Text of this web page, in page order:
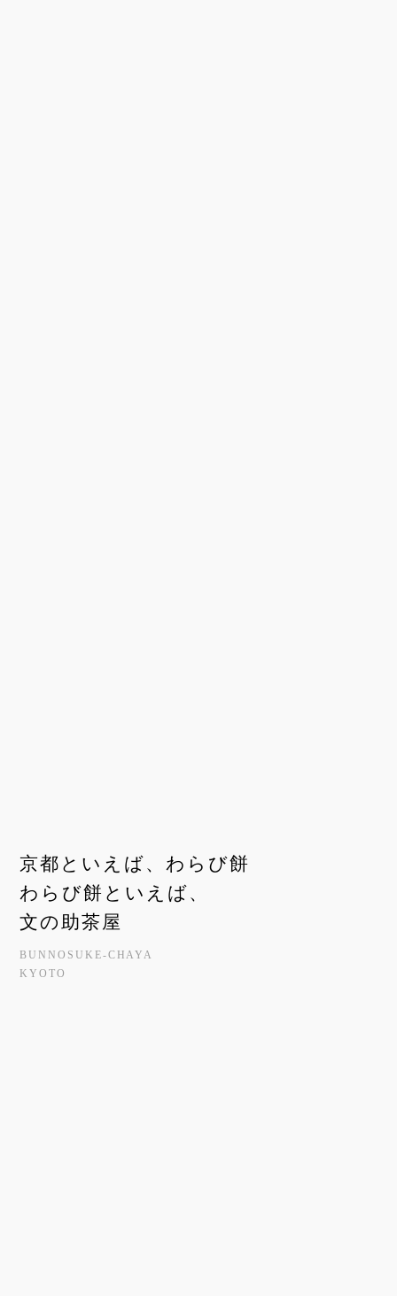
京都といえば、わらび餅
わらび餅といえば、
文の助茶屋
BUNNOSUKE-CHAYA
KYOTO